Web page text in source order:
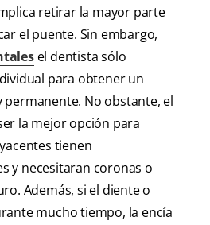
retirar la mayor parte
el puente. Sin embargo,
el dentista sólo
para obtener un
No obstante, el
la mejor opción para
tienen
y necesitaran coronas o
Además, si el diente o
mucho tiempo, la encía